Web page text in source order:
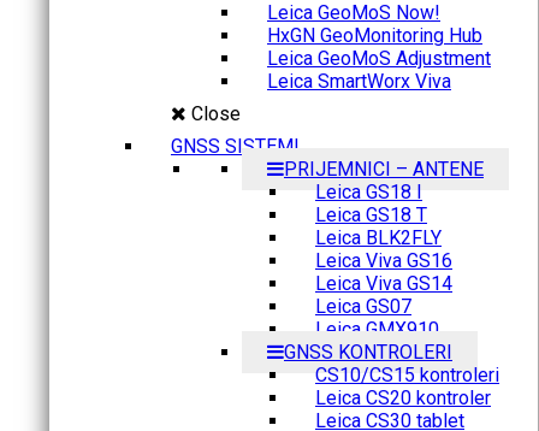
Leica GeoMoS Now!
HxGN GeoMonitoring Hub
Leica GeoMoS Adjustment
Leica SmartWorx Viva
Close
GNSS SISTEMI
PRIJEMNICI – ANTENE
Leica GS18 I
Leica GS18 T
Leica BLK2FLY
Leica Viva GS16
Leica Viva GS14
Leica GS07
Leica GMX910
GNSS KONTROLERI
CS10/CS15 kontroleri
Leica CS20 kontroler
Leica CS30 tablet